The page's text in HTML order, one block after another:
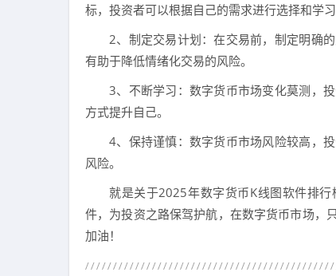
标，投资者可以根据自己的需求进行选择和学习
2、制定交易计划：在交易前，制定明确
有助于降低情绪化交易的风险。
3、不断学习：数字货币市场变化莫测，
方式提升自己。
4、保持谨慎：数字货币市场风险较高，
风险。
就是关于2025年数字货币K线图软件排
件，为投资之路保驾护航，在数字货币市场，
加油！